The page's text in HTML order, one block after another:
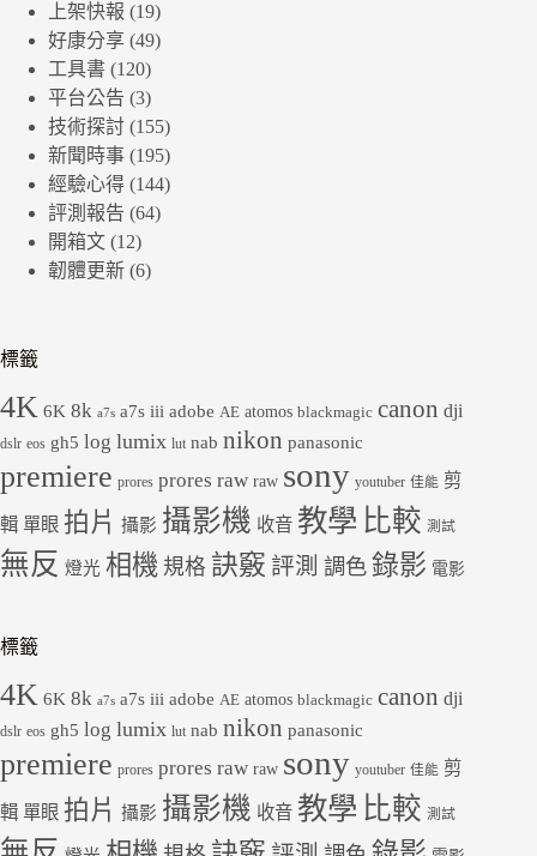
上架快報 (19)
好康分享 (49)
工具書 (120)
平台公告 (3)
技術探討 (155)
新聞時事 (195)
經驗心得 (144)
評測報告 (64)
開箱文 (12)
韌體更新 (6)
標籤
4K 6K 8k a7s a7s iii adobe AE atomos blackmagic canon dji
dslr eos gh5 log lumix lut nab nikon panasonic
premiere prores prores raw raw sony youtuber 佳能 剪
輯 單眼 拍片 攝影 攝影機 收音 教學 比較 測試
無反 燈光 相機 規格 訣竅 評測 調色 錄影 電影
標籤
4K 6K 8k a7s a7s iii adobe AE atomos blackmagic canon dji
dslr eos gh5 log lumix lut nab nikon panasonic
premiere prores prores raw raw sony youtuber 佳能 剪
輯 單眼 拍片 攝影 攝影機 收音 教學 比較 測試